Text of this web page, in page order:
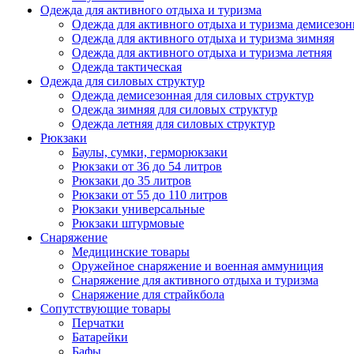
Одежда для активного отдыха и туризма
Одежда для активного отдыха и туризма
Одежда для активного отдыха и туризма зимняя
Одежда для активного отдыха и туризма летняя
Одежда тактическая
Одежда для силовых структур
Одежда демисезонная для силовых структур
Одежда зимняя для силовых структур
Одежда летняя для силовых структур
Рюкзаки
Баулы, сумки, герморюкзаки
Рюкзаки от 36 до 54 литров
Рюкзаки до 35 литров
Рюкзаки от 55 до 110 литров
Рюкзаки универсальные
Рюкзаки штурмовые
Снаряжение
Медицинские товары
Оружейное снаряжение и военная аммуниция
Снаряжение для активного отдыха и туризма
Снаряжение для страйкбола
Сопутствующие товары
Перчатки
Батарейки
Бафы